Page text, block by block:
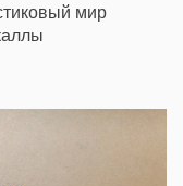
мир